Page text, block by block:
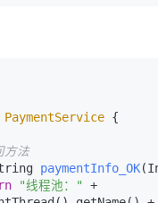
PaymentService {
方法
paymentInfo_OK
"线程池："
+